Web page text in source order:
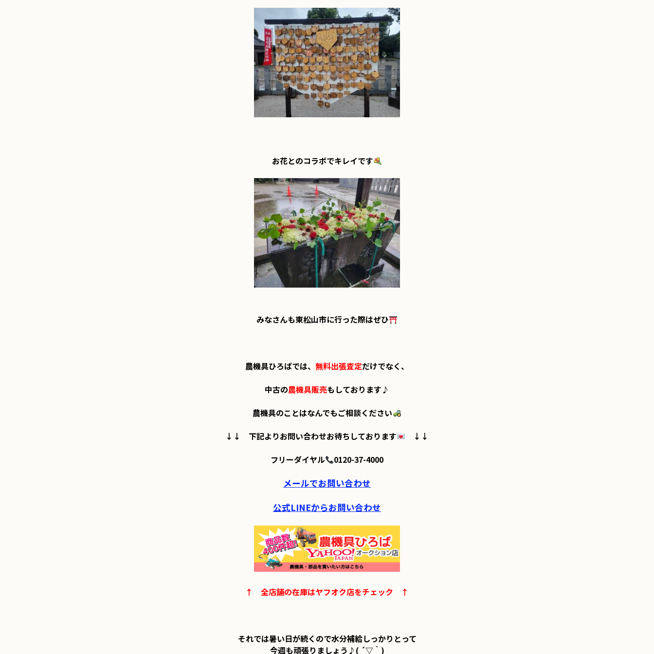
お花とのコラボでキレイです
みなさんも東松山市に行った際はぜひ
農機具ひろばでは、 無料出張査定だけでなく、
中古の農機具販売もしております♪
農機具のことはなんでもご相談ください
↓↓　下記よりお問い合わせお待ちしております
↓↓
フリーダイヤル
0120-37-4000
メールでお問い合わせ
公式LINEからお問い合わせ
↑　全店舗の在庫はヤフオク店をチェック　↑
それでは暑い日が続くので水分補給しっかりとって
今週も頑張りましょう♪( ´▽｀)